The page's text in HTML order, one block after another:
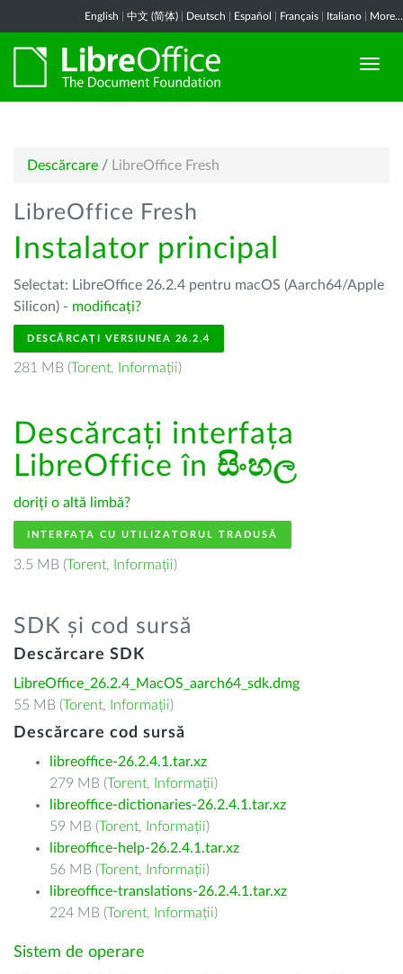
English 中文 (简体) Deutsch Español Français Italiano More...
Descărcare / LibreOffice Fresh
LibreOffice Fresh
Instalator principal
Selectat: LibreOffice 26.2.4 pentru macOS (Aarch64/Apple
Silicon) - modificați?
DESCĂRCAȚI VERSIUNEA 26.2.4
281 MB (Torent, Informații)
Descărcați interfața
LibreOffice în සිංහල
doriți o altă limbă?
INTERFAȚA CU UTILIZATORUL TRADUSĂ
3.5 MB (Torent, Informații)
SDK și cod sursă
Descărcare SDK
LibreOffice_26.2.4_MacOS_aarch64_sdk.dmg
55 MB (Torent, Informații)
Descărcare cod sursă
libreoffice-26.2.4.1.tar.xz
279 MB (Torent, Informații)
libreoffice-dictionaries-26.2.4.1.tar.xz
59 MB (Torent, Informații)
libreoffice-help-26.2.4.1.tar.xz
56 MB (Torent, Informații)
libreoffice-translations-26.2.4.1.tar.xz
224 MB (Torent, Informații)
Sistem de operare